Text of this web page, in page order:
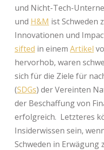
und Nicht-Tech-
und H&M ist Schweden
Innovationen und
sifted in einem Artikel
hervorhob, waren
sich für die Ziele für
(SDGs) der Vereinten
der Beschaffung von
erfolgreich. Letzteres
Insiderwissen sein,
Schweden in Erwägung